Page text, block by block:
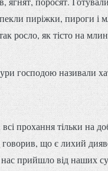
пекли пиріжки, пироги і
росло, як тісто на
господою називали
прохання тільки на
що є лихий
прийшло від наших